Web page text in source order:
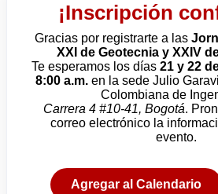
¡Inscripción
Gracias por registrarte a las
XXI de Geotecnia y XXIV
Te esperamos los días 21 y 22
8:00 a.m. en la sede Julio
Colombiana de
Carrera 4 #10-41, Bogotá.
correo electrónico la
evento.
Agregar al Calendario